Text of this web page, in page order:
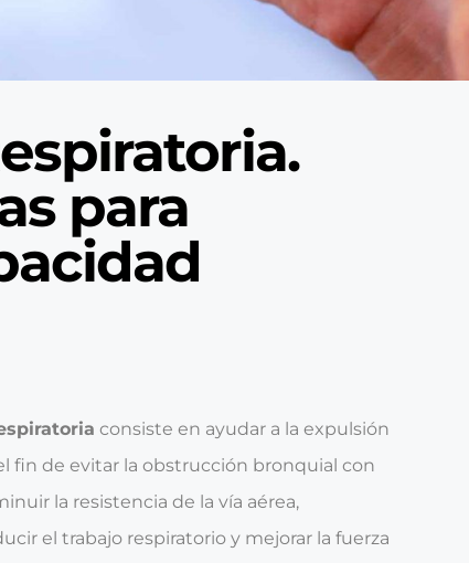
para
consiste en ayudar a la expulsión
fin de evitar la obstrucción bronquial con
la resistencia de la vía aérea,
el trabajo respiratorio y mejorar la fuerza